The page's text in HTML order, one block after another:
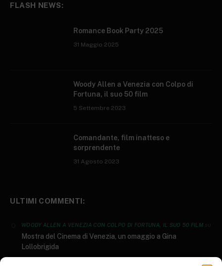
FLASH NEWS:
Romance Book Party 2025
31 Maggio 2025
Woody Allen a Venezia con Colpo di
Fortuna, il suo 50 film
5 Settembre 2023
Comandante, film inatteso e
sorprendente
31 Agosto 2023
ULTIMI COMMENTI:
WOODY ALLEN A VENEZIA CON COLPO DI FORTUNA, IL SUO 50 FILM
Mostra del Cinema di Venezia, un omaggio a Gina
Lollobrigida